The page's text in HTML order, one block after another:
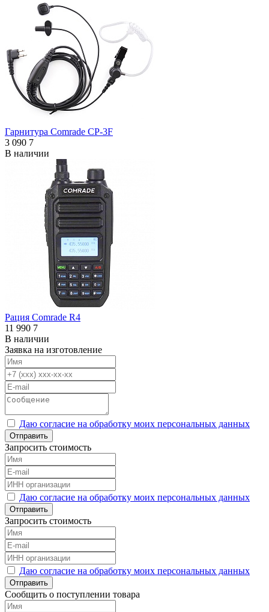
Гарнитура Comrade CP-3F
3 090 7
В наличии
Рация Comrade R4
11 990 7
В наличии
Заявка на изготовление
Даю согласие на обработку моих персональных данных
Отправить
Запросить стоимость
Даю согласие на обработку моих персональных данных
Отправить
Запросить стоимость
Даю согласие на обработку моих персональных данных
Отправить
Сообщить о поступлении товара